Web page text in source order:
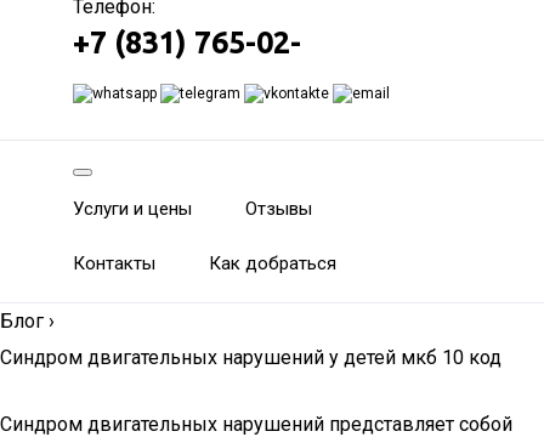
Телефон:
+7 (831) 765-02-
Услуги и цены Отзывы
Контакты Как добраться
Блог ›
Синдром двигательных нарушений у детей мкб 10 код
Синдром двигательных нарушений представляет собой